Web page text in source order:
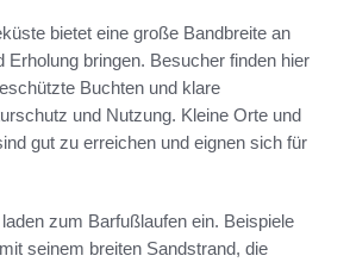
bietet eine große Bandbreite an
Erholung bringen. Besucher finden hier
Buchten und klare
und Nutzung. Kleine Orte und
gut zu erreichen und eignen sich für
zum Barfußlaufen ein. Beispiele
seinem breiten Sandstrand, die